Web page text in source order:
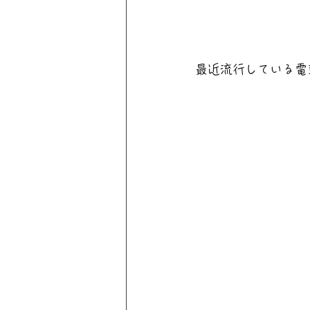
最近流行している電